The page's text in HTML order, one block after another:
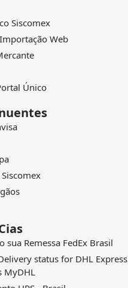
Siscomex
Web
Único
sua Remessa FedEx Brasil
status for DHL Express
MyDHL